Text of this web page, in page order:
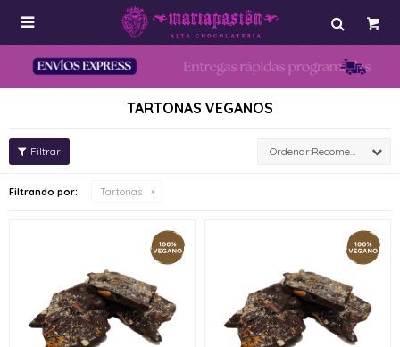

TARTONAS VEGANOS
Recomendados
Filtrando por: Tartonas